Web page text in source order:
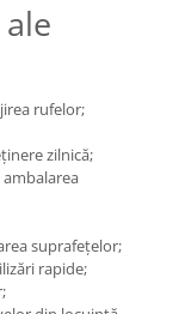
rufelor;
zilnică;
suprafețelor;
rapide;